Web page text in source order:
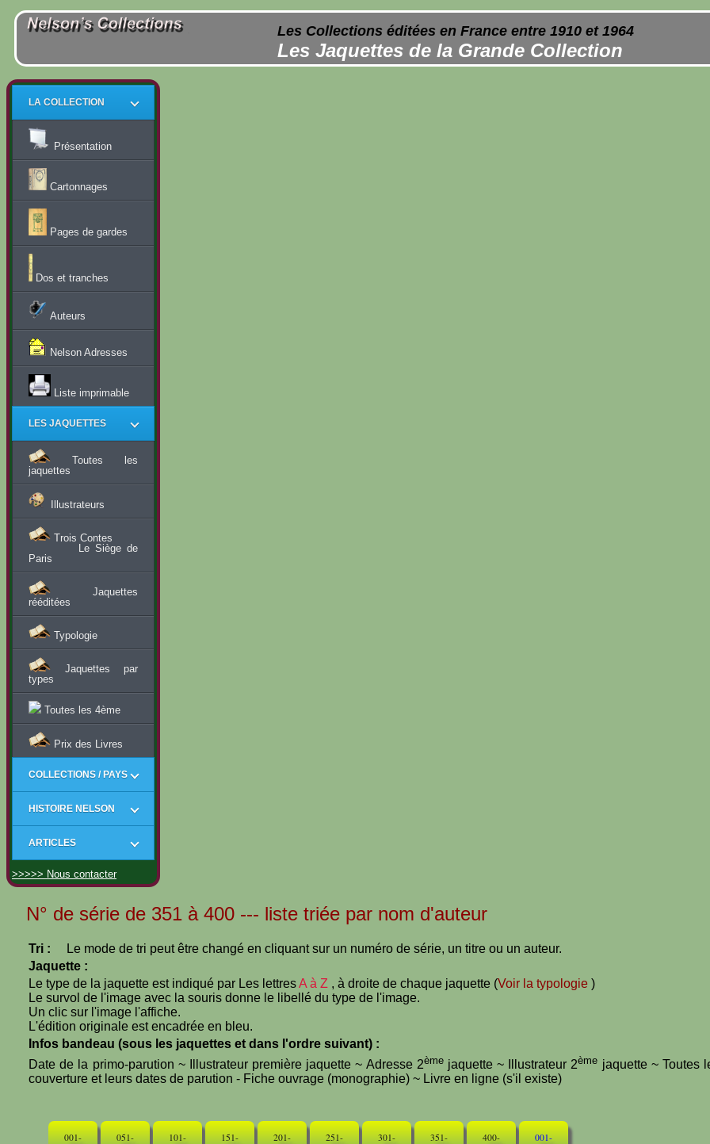
Les Collections éditées en France entre 1910 et 1964
Les Jaquettes de la Grande Collection
LA COLLECTION
Présentation
Cartonnages
Pages de gardes
Dos et tranches
Auteurs
Nelson Adresses
Liste imprimable
LES JAQUETTES
Toutes les
jaquettes
Illustrateurs
Trois Contes
Le Siège de
Paris
Jaquettes
rééditées
Typologie
Jaquettes par
types
Toutes les 4ème
Prix des Livres
COLLECTIONS / PAYS
HISTOIRE NELSON
ARTICLES
>>>>> Nous contacter
N° de série de 351 à 400 --- liste triée par nom d'auteur
Tri :
Le mode de tri peut être changé en cliquant sur un numéro de série, un titre ou un auteur.
Jaquette :
Le type de la jaquette est indiqué par Les lettresA à Z , à droite de chaque jaquette (Voir la typologie )
Le survol de l'image avec la souris donne le libellé du type de l'image.
Un clic sur l'image l'affiche.
L'édition originale est encadrée en bleu.
Infos bandeau (sous les jaquettes et dans l'ordre suivant) :
Date de la primo-parution ~ Illustrateur première jaquette ~ Adresse 2èmejaquette ~ Illustrateur 2ème jaquette ~ Toutes
couverture et leurs dates de parution - Fiche ouvrage (monographie) ~ Livre en ligne (s'il existe)
001-
051-
101-
151-
201-
251-
301-
351-
400-
001-